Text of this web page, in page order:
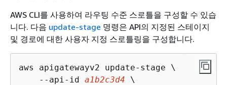
AWS CLI를 사용하여 라우팅 수준 스로틀을 구성할 수 있습
니다. 다음 update-stage 명령은 API의 지정된 스테이지
및 경로에 대한 사용자 지정 스로틀링을 구성합니다.
aws apigatewayv2 update-stage \
    --api-id
a1b2c3d4 \